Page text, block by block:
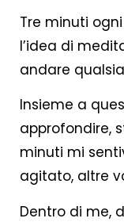
Tre minuti
l’idea di
andare
Insieme a
approfondire,
minuti mi
agitato, altre
Dentro di me,